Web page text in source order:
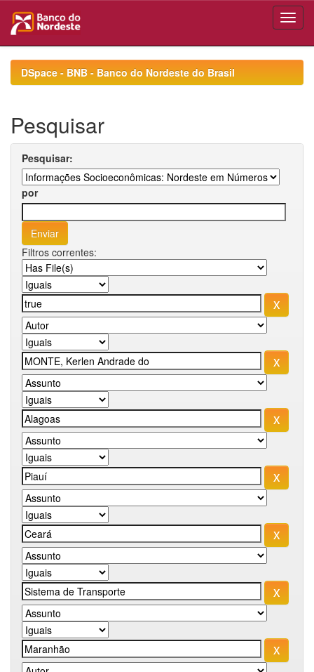
navigationDSpace - BNB - Banco do Nordeste do Brasil
Pesquisar
Pesquisar:
por
Filtros correntes: